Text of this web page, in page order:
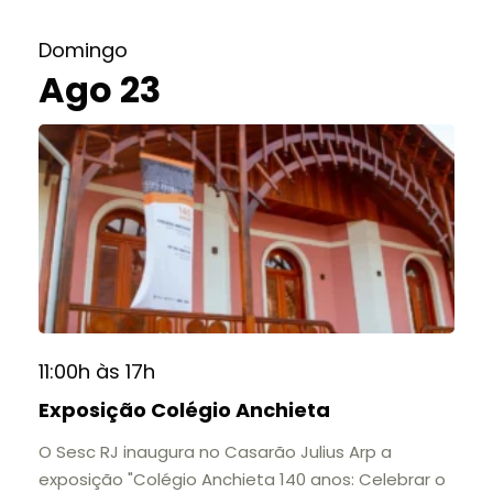
Domingo
Ago 23
11:00h às 17h
Exposição Colégio Anchieta
O Sesc RJ inaugura no Casarão Julius Arp a
exposição "Colégio Anchieta 140 anos: Celebrar o